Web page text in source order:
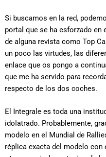
Si buscamos en la red,
portal que se ha esforzado en
de alguna revista como Top
un poco las virtudes, las
enlace que os pongo a
que me ha servido para
respecto de los dos coches.
El Integrale es toda una
idolatrado. Probablemente,
modelo en el Mundial de
réplica exacta del modelo con